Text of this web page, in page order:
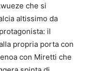
che si
altissimo da
il
propria porta con
con Miretti che